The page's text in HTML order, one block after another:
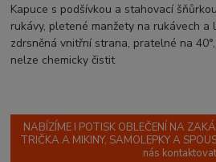
Kapuce s podšívkou a stahovací
rukávy, pletené manžety na rukávech a
zdrsněná vnitřní strana, pratelné na
nelze chemicky čistit
NABÍZÍME I POTISK OBLEČENÍ NA
TRIČKA A MIKINY, SAMOLEPKY A
nás kontaktovat